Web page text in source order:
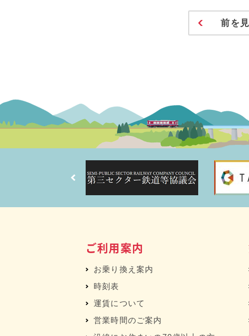
前を
ご利用案内
お乗り換え案内
時刻表
運賃について
営業時間のご案内